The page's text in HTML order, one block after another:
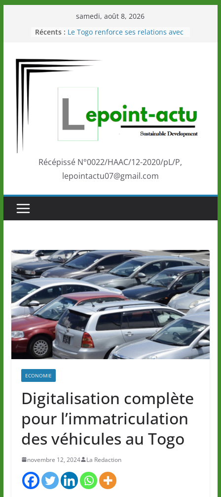
samedi, août 8, 2026
Récents : Le Togo renforce ses relations avec
Éléphants en Côte d’Ivoire
LOTO DETENTE”, un nouveau tirage
marque de confiance au Togo sur
la scène internationale au-delà des
performances de ses athlètes
Togo: Que retenir de la politique
éducation et de l’ambition de
Récépissé N°0022/HAAC/12-2020/pL/P,
lepointactu07@gmail.com
ECONOMIE
Digitalisation complète
pour l’immatriculation
des véhicules au Togo
novembre 12, 2024 La Redaction